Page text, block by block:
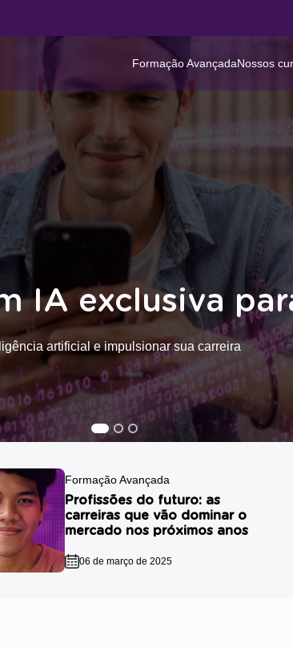
Formação AvançadaNossos
IA exclusiva
artificial e impulsionar sua carreira
Formação Avançada
Profissões do futuro: as
carreiras que vão dominar o
mercado nos próximos anos
06 de março de 2025